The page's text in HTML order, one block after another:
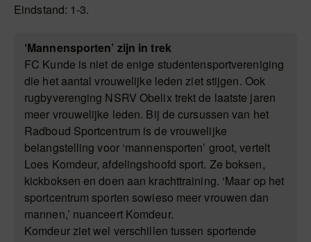
Eindstand: 1-3.
‘Mannensporten’ zijn in trek
FC Kunde is niet de enige studentensportvereniging
die het aantal vrouwelijke leden ziet stijgen. Ook
rugbyverenging NSRV Obelix trekt de laatste jaren
meer vrouwelijke leden. Bij de cursussen van het
Radboud Sportcentrum is de vrouwelijke
belangstelling voor ‘mannensporten’ groot, vertelt
Loes Komdeur, afdelingshoofd sport. Ze boksen,
kickboksen en doen aan krachttraining. ‘Maar op het
sportcentrum sporten sowieso meer vrouwen dan
mannen,’ nuanceert Komdeur.
Komdeur ziet wel verschillen tussen sportende